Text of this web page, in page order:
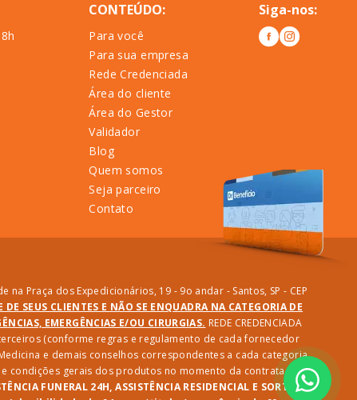
CONTEÚDO:
Para você
Para sua empresa
Rede Credenciada
Área do cliente
Área do Gestor
Validador
Blog
Quem somos
Seja parceiro
Contato
Siga-nos:
na Praça dos Expedicionários, 19 - 9o andar - Santos, SP - CEP
SEUS CLIENTES E NÃO SE ENQUADRA NA CATEGORIA DE
EMERGÊNCIAS E/OU CIRURGIAS. REDE CREDENCIADA
(conforme regras e regulamento de cada fornecedor
e demais conselhos correspondentes a cada categoria
condições gerais dos produtos no momento da contratação.
FUNERAL 24H, ASSISTÊNCIA RESIDENCIAL E SORTEIO: